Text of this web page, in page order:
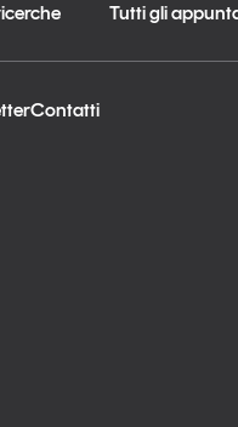
Tutti gli
Contatti